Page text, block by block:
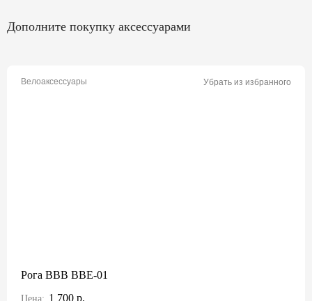
Дополните покупку аксессуарами
Велоаксессуары Убрать из избранного
Рога BBB BBE-01
Цена: 1 700 р.